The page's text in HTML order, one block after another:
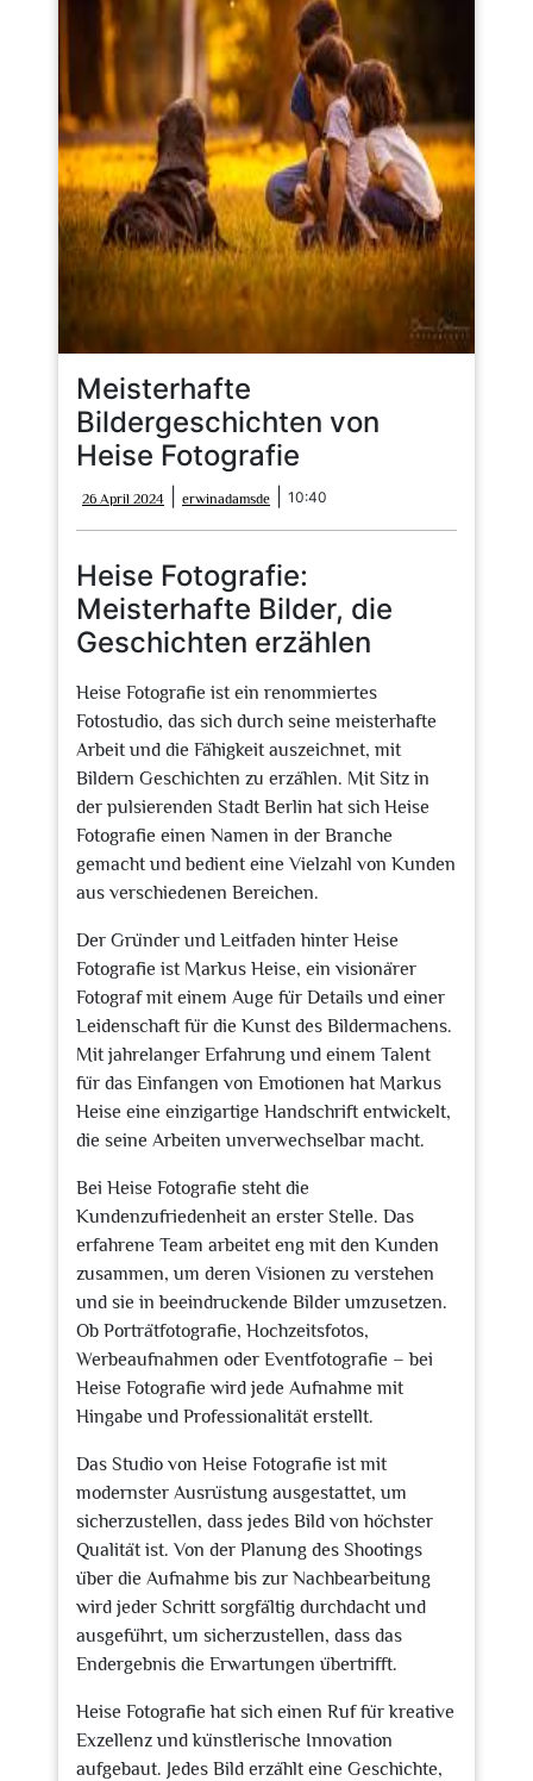
Meisterhafte
Bildergeschichten von
Heise Fotografie
26 April 2024
April
2024
erwinadamsde erwinadamsde
10:40
Heise Fotografie:
Meisterhafte Bilder, die
Geschichten erzählen
Heise Fotografie ist ein renommiertes
Fotostudio, das sich durch seine meisterhafte
Arbeit und die Fähigkeit auszeichnet, mit
Bildern Geschichten zu erzählen. Mit Sitz in
der pulsierenden Stadt Berlin hat sich Heise
Fotografie einen Namen in der Branche
gemacht und bedient eine Vielzahl von Kunden
aus verschiedenen Bereichen.
Der Gründer und Leitfaden hinter Heise
Fotografie ist Markus Heise, ein visionärer
Fotograf mit einem Auge für Details und einer
Leidenschaft für die Kunst des Bildermachens.
Mit jahrelanger Erfahrung und einem Talent
für das Einfangen von Emotionen hat Markus
Heise eine einzigartige Handschrift entwickelt,
die seine Arbeiten unverwechselbar macht.
Bei Heise Fotografie steht die
Kundenzufriedenheit an erster Stelle. Das
erfahrene Team arbeitet eng mit den Kunden
zusammen, um deren Visionen zu verstehen
und sie in beeindruckende Bilder umzusetzen.
Ob Porträtfotografie, Hochzeitsfotos,
Werbeaufnahmen oder Eventfotografie – bei
Heise Fotografie wird jede Aufnahme mit
Hingabe und Professionalität erstellt.
Das Studio von Heise Fotografie ist mit
modernster Ausrüstung ausgestattet, um
sicherzustellen, dass jedes Bild von höchster
Qualität ist. Von der Planung des Shootings
über die Aufnahme bis zur Nachbearbeitung
wird jeder Schritt sorgfältig durchdacht und
ausgeführt, um sicherzustellen, dass das
Endergebnis die Erwartungen übertrifft.
Heise Fotografie hat sich einen Ruf für kreative
Exzellenz und künstlerische Innovation
aufgebaut. Jedes Bild erzählt eine Geschichte,